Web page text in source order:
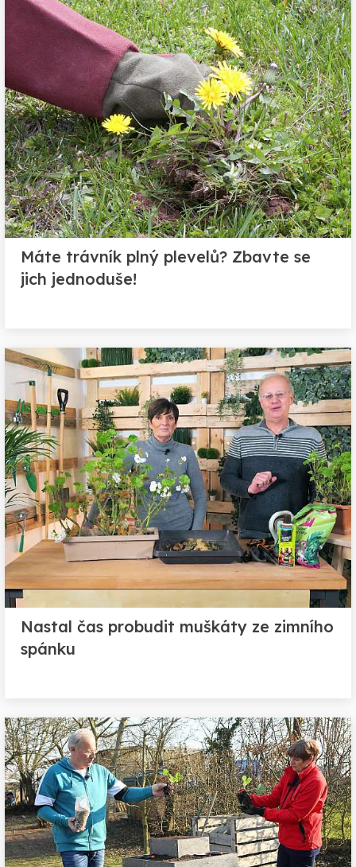
Máte trávník plný plevelů? Zbavte se
jich jednoduše!
Nastal čas probudit muškáty ze zimního
spánku